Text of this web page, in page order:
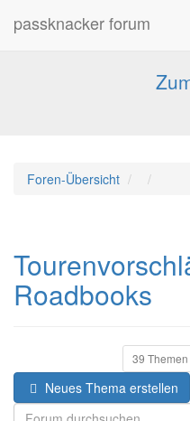
passknacker forum
Forum für alle
Foren-Übersicht
Roadbooks
39 Themen
Neues Thema erstellen